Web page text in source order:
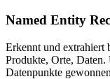
Named Entity
Erkennt und extrahiert
Produkte, Orte, Daten.
Datenpunkte